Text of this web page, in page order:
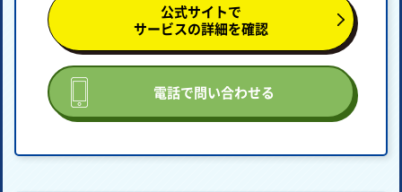
公式サイトで
サービスの詳細を確認
電話で問い合わせる